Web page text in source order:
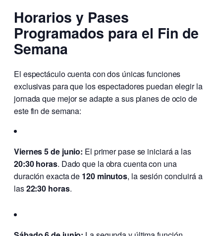
Horarios y Pases
Programados para el Fin de
Semana
El espectáculo cuenta con dos únicas funciones
exclusivas para que los espectadores puedan elegir la
jornada que mejor se adapte a sus planes de ocio de
este fin de semana:
Viernes 5 de junio: El primer pase se iniciará a las
20:30 horas. Dado que la obra cuenta con una
duración exacta de 120 minutos, la sesión concluirá a
las22:30 horas.